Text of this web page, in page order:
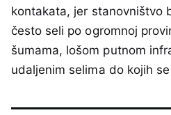
kontakata, jer stanovništvo
često seli po ogromnoj
šumama, lošom putnom
udaljenim selima do kojih